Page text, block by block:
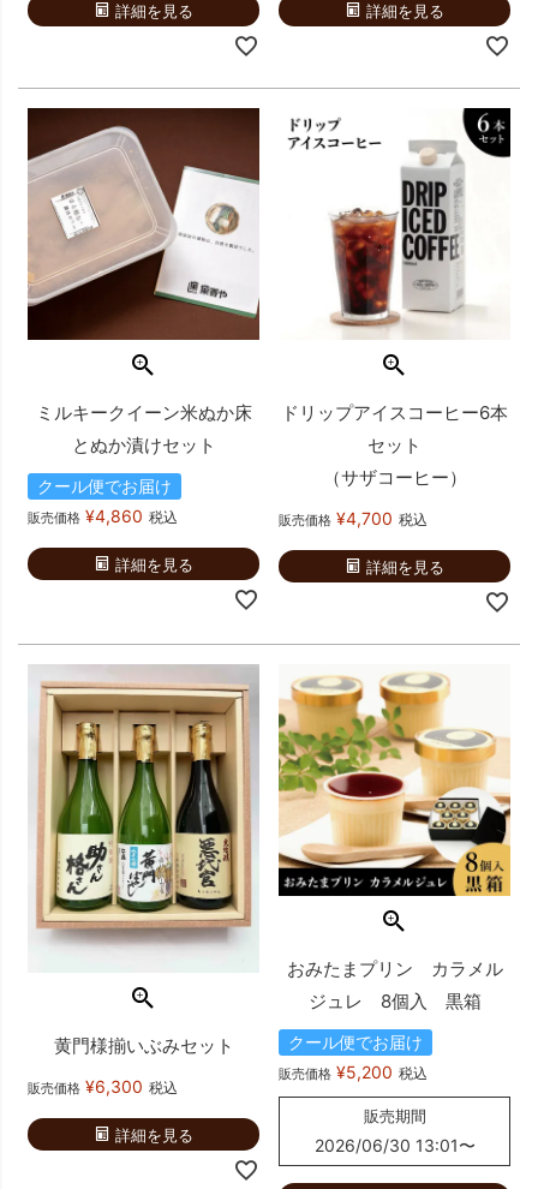
詳細を見る 詳細を見る
ミルキークイーン米ぬか床
とぬか漬けセット
クール便でお届け
販売価格 ¥4,860 税込
詳細を見る
ドリップアイスコーヒー6本
セット
（サザコーヒー）
販売価格 ¥4,700 税込
詳細を見る
黄門様揃いぶみセット
販売価格 ¥6,300 税込
詳細を見る
おみたまプリン カラメル
ジュレ 8個入 黒箱
クール便でお届け
販売価格 ¥5,200 税込
販売期間
2026/06/30 13:01〜